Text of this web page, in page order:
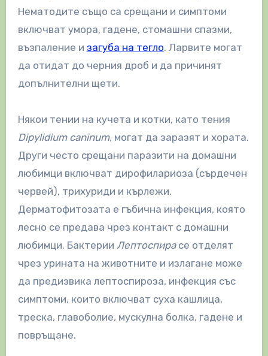
Нематодите също са срещани и симптоми
включват умора, гадене, стомашни спазми,
възпаление и загуба на тегло. Ларвите могат
да отидат до черния дроб и да причинят
допълнителни щети.
Някои тении на кучета и котки, като тения
Dipylidium caninum, могат да заразят и хората.
Други често срещани паразити на домашни
любимци включват дирофилариоза (сърдечен
червей), трихуриди и кърлежи.
Дерматофитозата е гъбична инфекция, която
лесно се предава чрез контакт с домашни
любимци. Бактерии Лептоспирасе отделят
чрез урината на животните и излагане може
да предизвика лептоспироза, инфекция със
симптоми, които включват суха кашлица,
треска, главоболие, мускулна болка, гадене и
повръщане.